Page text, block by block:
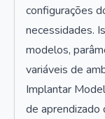
configurações
necessidades.
modelos,
variáveis de
Implantar
de aprendizado